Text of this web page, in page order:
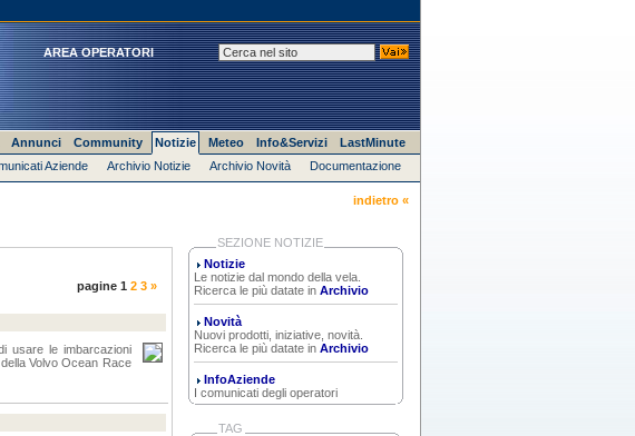
AREA OPERATORI
Annunci Community Notizie Meteo Info&Servizi
LastMinute
Aziende Archivio Notizie Archivio Novità Documentazione
indietro «
pagine 1 2 3 »
usare le imbarcazioni
Volvo Ocean Race
SEZIONE NOTIZIE
Notizie
Le notizie dal mondo della vela.
Ricerca le più datate in Archivio
Novità
Nuovi prodotti, iniziative, novità.
Ricerca le più datate in Archivio
InfoAziende
I comunicati degli operatori
TAG